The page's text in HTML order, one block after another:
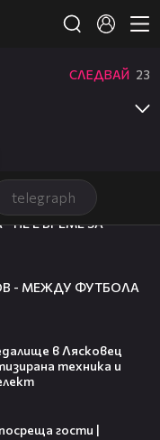
telegraph
СЛЕДВАЙ 23
НЕ Е ВРЕМЕ ЗА
- МЕЖДУ ФУТБОЛА
в Лясковец
техника и
гости |